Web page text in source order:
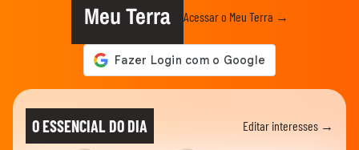
Meu Terra Acessar o Meu Terra →
O ESSENCIAL DO DIA Editar interesses →